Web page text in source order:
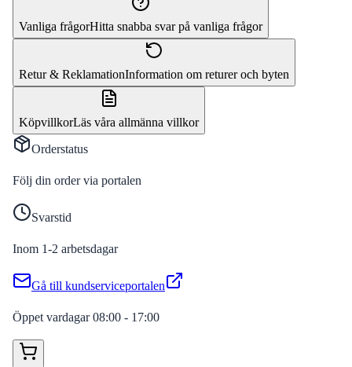
Vanliga frågorHitta snabba svar på vanliga frågor
Retur & ReklamationInformation om returer och byten
KöpvillkorLäs våra allmänna villkor
Orderstatus
Följ din order via portalen
Svarstid
Inom 1-2 arbetsdagar
Gå till kundserviceportalen
Öppet vardagar 08:00 - 17:00